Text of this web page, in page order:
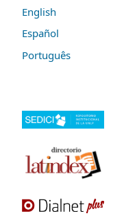
English
Español
Português